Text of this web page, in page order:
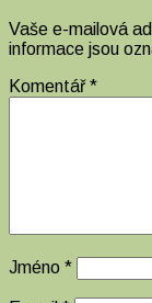
Vaše e-mailová
informace jsou
Komentář*
Jméno *